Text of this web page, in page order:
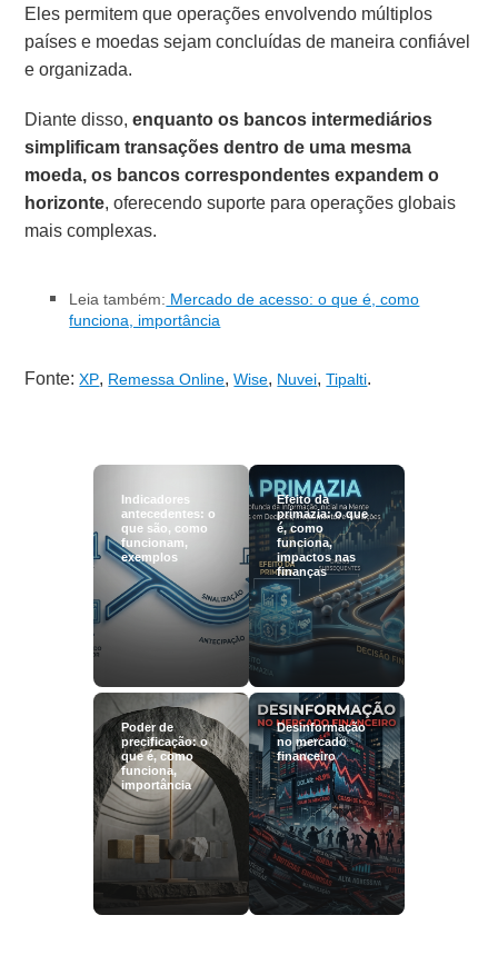
Eles permitem que operações envolvendo múltiplos
países e moedas sejam concluídas de maneira confiável
e organizada.
Diante disso,enquanto os bancos intermediários
simplificam transações dentro de uma mesma
moeda, os bancos correspondentes expandem o
horizonte, oferecendo suporte para operações globais
mais complexas.
Leia também: Mercado de acesso: o que é, como
funciona, importância
Fonte:XP, Remessa Online,Wise, Nuvei,Tipalti.
Indicadores
antecedentes: o
que são, como
funcionam,
exemplos
Efeito da
primazia: o que
é, como
funciona,
impactos nas
finanças
Poder de
precificação: o
que é, como
funciona,
importância
Desinformação
no mercado
financeiro